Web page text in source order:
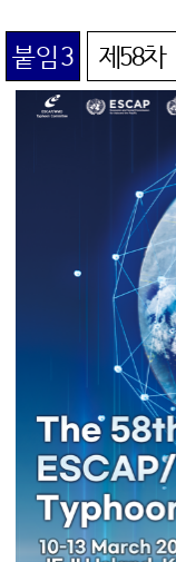
붙임3 제58차